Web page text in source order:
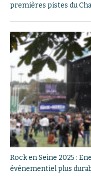
premières pistes du
Rock en Seine 2025 :
événementiel plus